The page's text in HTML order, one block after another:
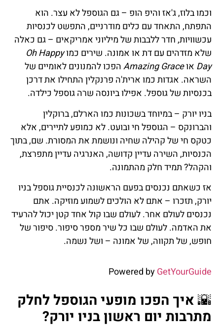
וכמו בלוז, ג'אז והיפ הופ – גם הגוספל לא עצר. הוא
התפתח, התאחד עם כלים מודרניים, התפשט לכנסיות
עכשוויות, חדר ללבבות של מיליוני אמריקאים – גם כאלה
שלא מזדהים עם דת או אמונה. שירים כמוOh Happy
Day אוAmazing Graceהפכו להמנונים לאומיים של
השראה. אגדות כמו ארית'ה פרנקלין התחילו את דרכן
בכנסיות של גוספל. אפילו ביונסה שרה גוספל כילדה.
בניו יורק – במיוחד בשכונות כמו הארלם, ברוקלין
והברונקס – הגוספל חי ובועט. לא כמופע לתיירים, אלא
כטקס חי של קהילה שחיה ונושמת את המסורת. שם, בתוך
הכנסיות, השירה עדיין קדושה, האנרגיה עדיין מתפרצת,
והקהל? תמיד חלק מהתמונה.
אז כשאתם נכנסים בפעם הראשונה לכנסיית גוספל בניו
יורק, תזכרו – אתם לא הולכים לשמוע מוזיקה. אתם
נכנסים לעולם אחר. לעולם שבו קול אחד קטן יכול להרעיד
את האדמה. לעולם שבו כל שיר מספר סיפור. סיפור של
חופש, של תקווה, של אמונה – ושל נשמה.
Powered byGetYourGuide
🌇איך הפכו מופעי הגוספל לחלק
מתרבות יום ראשון בניו יורק?